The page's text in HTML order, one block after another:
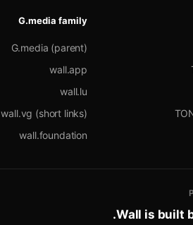
G.media family
G.media (parent)
wall.app
wall.lu
wall.vg (short links)
wall.foundation
Wall is built
.